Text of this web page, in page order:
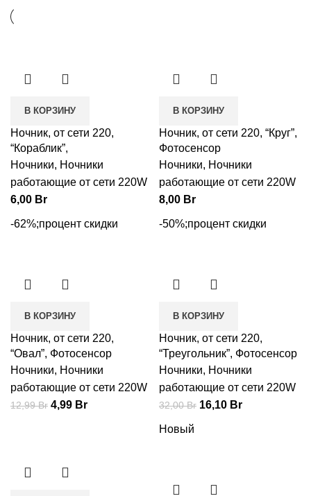
В КОРЗИНУ
Ночник, от сети 220,
“Кораблик”,
Ночники, Ночники
работающие от сети 220W
6,00 Br
В КОРЗИНУ
Ночник, от сети 220, “Круг”,
Фотосенсор
Ночники, Ночники
работающие от сети 220W
8,00 Br
-62%;процент скидки
В КОРЗИНУ
Ночник, от сети 220,
“Овал”, Фотосенсор
Ночники, Ночники
работающие от сети 220W
12,99Br 4,99 Br
-50%;процент скидки
В КОРЗИНУ
Ночник, от сети 220,
“Треугольник”, Фотосенсор
Ночники, Ночники
работающие от сети 220W
32,00Br 16,10 Br
Новый